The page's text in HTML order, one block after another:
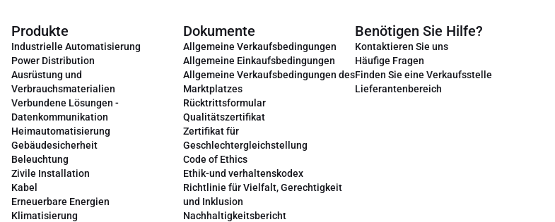
Produkte
Industrielle Automatisierung
Power Distribution
Ausrüstung und
Verbrauchsmaterialien
Verbundene Lösungen -
Datenkommunikation
Heimautomatisierung
Gebäudesicherheit
Beleuchtung
Zivile Installation
Kabel
Erneuerbare Energien
Klimatisierung
Dokumente
Allgemeine Verkaufsbedingungen
Allgemeine Einkaufsbedingungen
Allgemeine Verkaufsbedingungen des
Marktplatzes
Rücktrittsformular
Qualitätszertifikat
Zertifikat für
Geschlechtergleichstellung
Code of Ethics
Ethik-und verhaltenskodex
Richtlinie für Vielfalt, Gerechtigkeit
und Inklusion
Nachhaltigkeitsbericht
Benötigen Sie Hilfe?
Kontaktieren Sie uns
Häufige Fragen
Finden Sie eine Verkaufsstelle
Lieferantenbereich